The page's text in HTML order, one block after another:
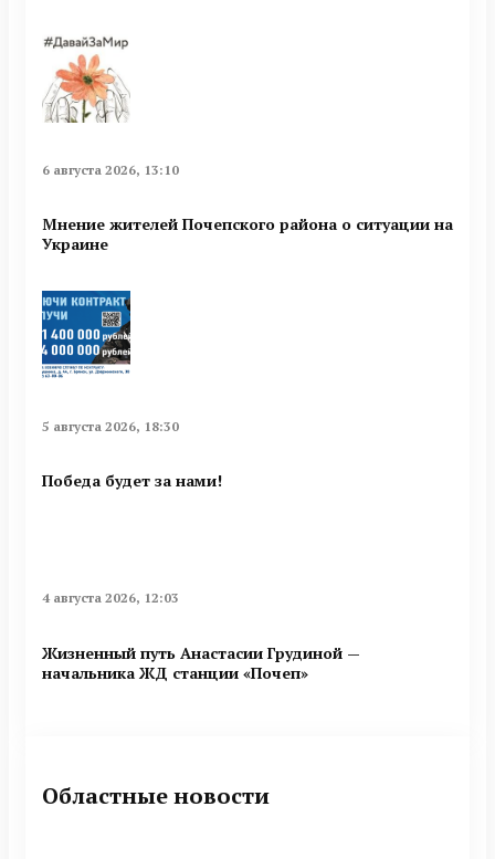
6 августа 2026, 13:10
Мнение жителей Почепского района о ситуации на
Украине
5 августа 2026, 18:30
Победа будет за нами!
4 августа 2026, 12:03
Жизненный путь Анастасии Грудиной —
начальника ЖД станции «Почеп»
Областные новости